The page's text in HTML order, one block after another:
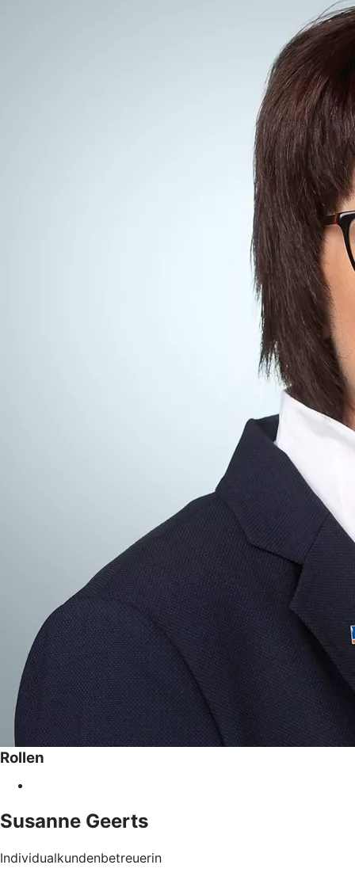
Rollen
Susanne Geerts
Individualkundenbetreuerin